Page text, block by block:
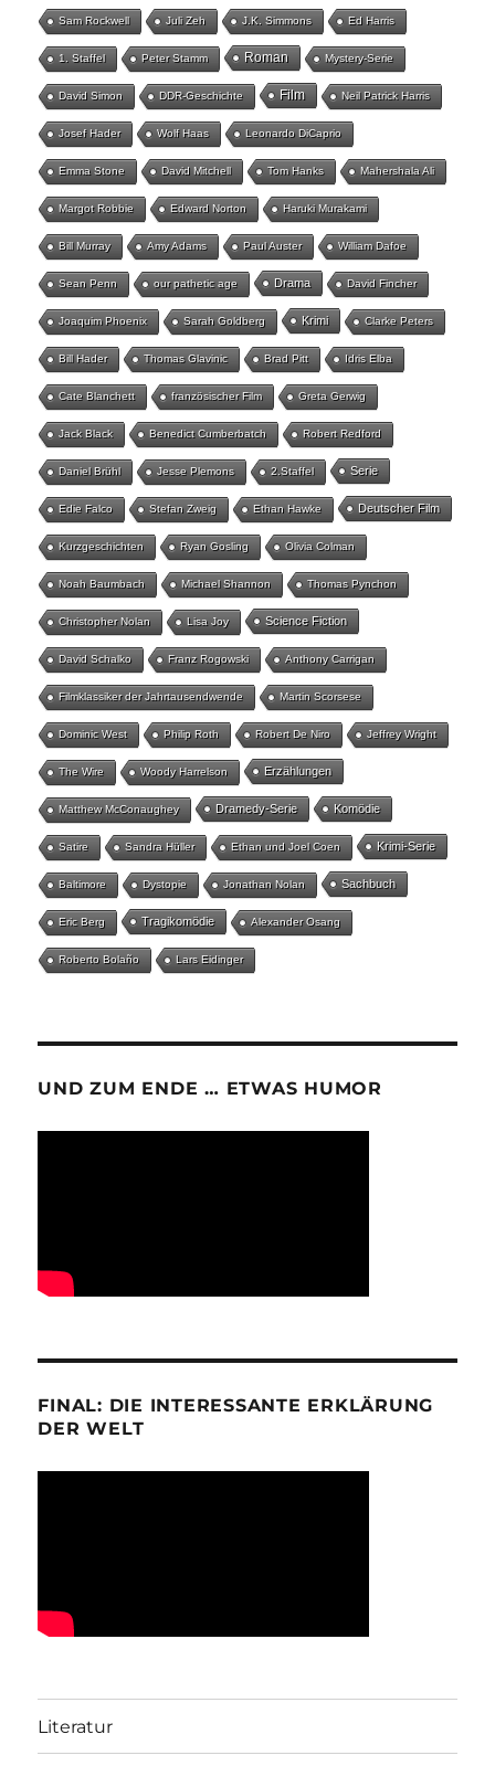
Sam Rockwell Juli Zeh J.K. Simmons Ed Harris
1. Staffel Peter Stamm Roman Mystery-Serie
David Simon DDR-Geschichte Film Neil Patrick Harris
Josef Hader Wolf Haas Leonardo DiCaprio
Emma Stone David Mitchell Tom Hanks Mahershala Ali
Margot Robbie Edward Norton Haruki Murakami
Bill Murray Amy Adams Paul Auster William Dafoe
Sean Penn our pathetic age Drama David Fincher
Joaquim Phoenix Sarah Goldberg Krimi Clarke Peters
Bill Hader Thomas Glavinic Brad Pitt Idris Elba
Cate Blanchett französischer Film Greta Gerwig
Jack Black Benedict Cumberbatch Robert Redford
Daniel Brühl Jesse Plemons 2.Staffel Serie
Edie Falco Stefan Zweig Ethan Hawke Deutscher Film
Kurzgeschichten Ryan Gosling Olivia Colman
Noah Baumbach Michael Shannon Thomas Pynchon
Christopher Nolan Lisa Joy Science Fiction
David Schalko Franz Rogowski Anthony Carrigan
Filmklassiker der Jahrtausendwende Martin Scorsese
Dominic West Philip Roth Robert De Niro Jeffrey Wright
The Wire Woody Harrelson Erzählungen
Matthew McConaughey Dramedy-Serie Komödie
Satire Sandra Hüller Ethan und Joel Coen Krimi-Serie
Baltimore Dystopie Jonathan Nolan Sachbuch
Eric Berg Tragikomödie Alexander Osang
Roberto Bolaño Lars Eidinger
UND ZUM ENDE … ETWAS HUMOR
FINAL: DIE INTERESSANTE ERKLÄRUNG
DER WELT
Literatur